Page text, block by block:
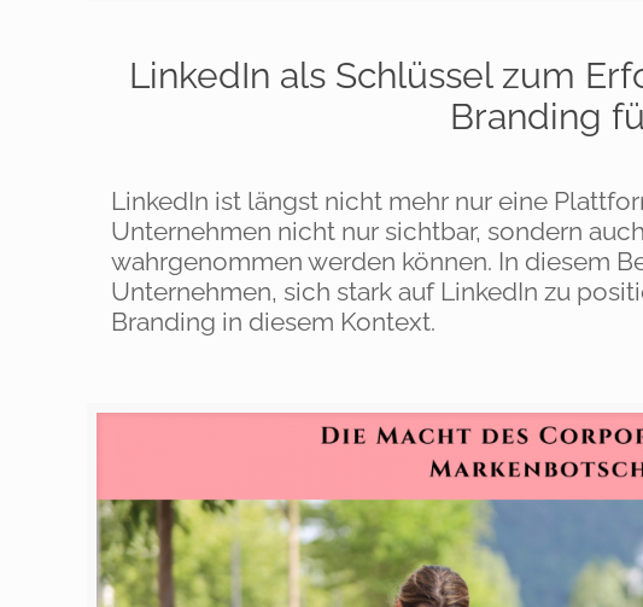
LinkedIn als Schlüssel zum
Branding
LinkedIn ist längst nicht mehr nur eine
Unternehmen nicht nur sichtbar, sondern
wahrgenommen werden können. In diesem
Unternehmen, sich stark auf LinkedIn zu
Branding in diesem Kontext.